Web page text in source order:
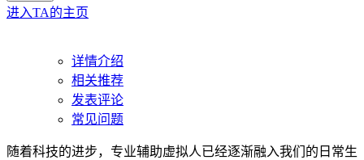
进入TA的主页
详情介绍
相关推荐
发表评论
常见问题
随着科技的进步，专业辅助虚拟人已经逐渐融入我们的日常生